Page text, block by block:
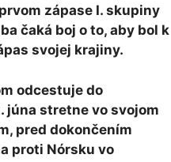
zápase I. skupiny
čaká boj o to, aby bol k
svojej krajiny.
odcestuje do
júna stretne vo svojom
pred dokončením
proti Nórsku vo